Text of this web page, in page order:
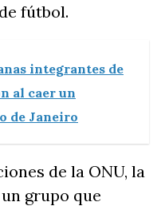
fútbol.
integrantes de
al caer un
de Janeiro
de la ONU, la
grupo que